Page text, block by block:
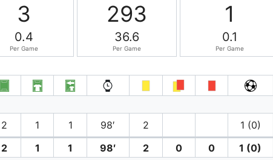
3
0.4
Per Game
293
36.6
Per Game
1
0.1
Per Game
2 1 1 98′ 2 1 (0)
2 1 1 98′ 2 0 0 1 (0)